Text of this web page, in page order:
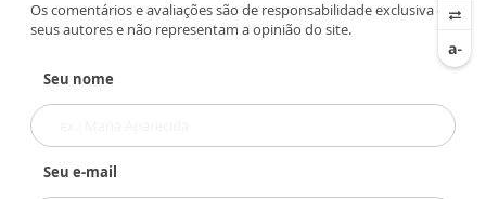
Os comentários e avaliações são de responsabilidade exclusiva de
seus autores e não representam a opinião do site.
Seu nome
Seu e-mail